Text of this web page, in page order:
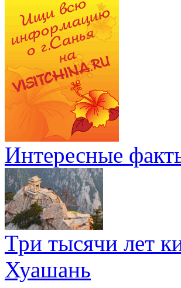
Интересные
Три тысячи лет
Хуашань